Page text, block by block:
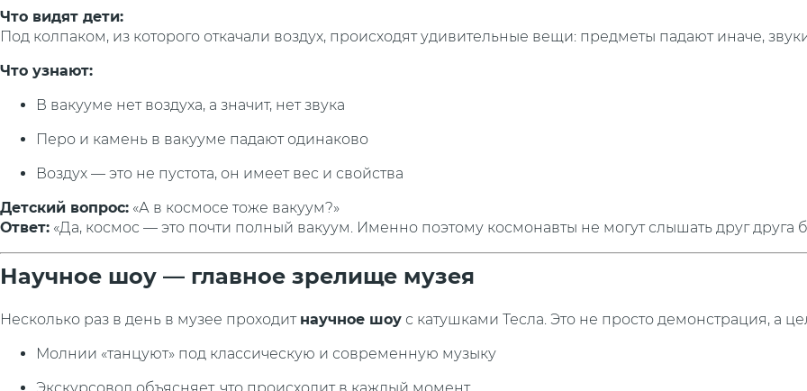
Что видят дети:
Под колпаком, из которого откачали воздух, происходят удивительные вещи: предметы падают иначе,
Что узнают:
В вакууме нет воздуха, а значит, нет звука
Перо и камень в вакууме падают одинаково
Воздух — это не пустота, он имеет вес и свойства
Детский вопрос: «А в космосе тоже вакуум?»
Ответ: «Да, космос — это почти полный вакуум. Именно поэтому космонавты не могут слышать друг друга
Научное шоу — главное зрелище музея
Несколько раз в день в музее проходит научное шоу с катушками Тесла. Это не просто демонстрация, а
Молнии «танцуют» под классическую и современную музыку